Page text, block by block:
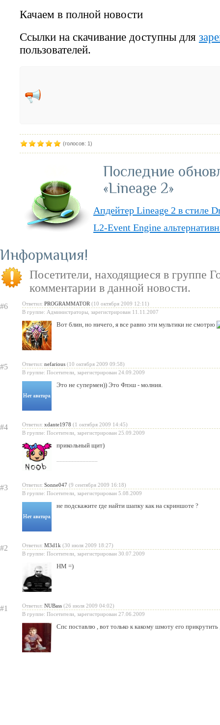
Качаем в полной новости
Ссылки на скачивание доступны для
пользователей.
(голосов: 1)
Последние
«Lineage 2»
Апдейтер Lineage 2 в стиле
L2-Event Engine
бесплатную модель
«Испеки свою любовь» —
Святого Валентина
Информация
Посетители, находящиеся в группе
комментарии в данной новости.
#6 Ответил: PROGRAMMATOR (10 октября 2009 12:11)
В группе: Администраторы, зарегистрирован 11.11.2007
Вот блин, но ничего, я все равно эти мультики не смотрю
#5 Ответил: nefarious (10 октября 2009 09:58)
В группе: Посетители, зарегистрирован 24.09.2009
Это не супермен)) Это Флэш - молния.
#4 Ответил: xdante1978 (1 октября 2009 14:45)
В группе: Посетители, зарегистрирован 25.09.2009
прикольный щит)
#3 Ответил: Sonne047 (9 сентября 2009 16:18)
В группе: Посетители, зарегистрирован 5.08.2009
не подскажите где найти шапку как на скриншоте ?
#2 Ответил: M3d1k (30 июля 2009 18:27)
В группе: Посетители, зарегистрирован 30.07.2009
НМ =)
#1 Ответил: NUBass (26 июля 2009 04:02)
В группе: Посетители, зарегистрирован 27.06.2009
Спс поставлю , вот только к какому шмоту его